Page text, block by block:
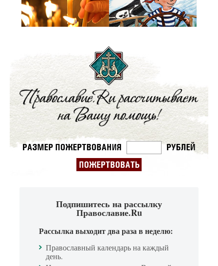
Подпишитесь на рассылку
Православие.Ru
Рассылка выходит два раза в неделю:
Православный календарь на каждый
день.